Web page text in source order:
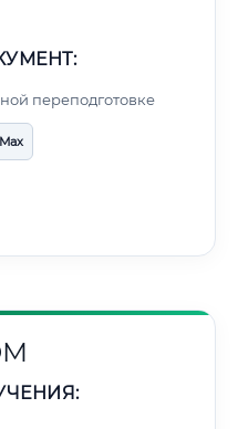
переподготовке